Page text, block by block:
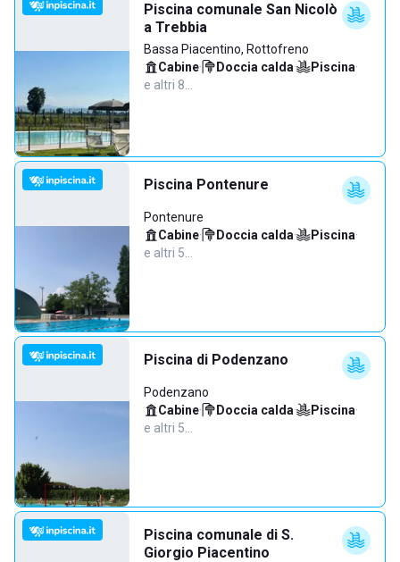
Piscina comunale San Nicolò
a Trebbia
Bassa Piacentino, Rottofreno
Cabine· Doccia calda· Piscina·
e altri 8…
Piscina Pontenure
Pontenure
Cabine· Doccia calda· Piscina·
e altri 5…
Piscina di Podenzano
Podenzano
Cabine· Doccia calda· Piscina·
e altri 5…
Piscina comunale di S.
Giorgio Piacentino